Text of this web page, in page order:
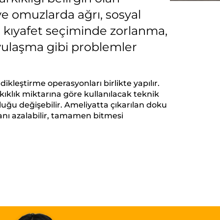
omuzlarda ağrı, sosyal
kıyafet seçiminde zorlanma,
gibi problemler
operasyonları birlikte yapılır.
miktarına göre kullanılacak teknik
değişebilir. Ameliyatta çıkarılan doku
azalabilir, tamamen bitmesi